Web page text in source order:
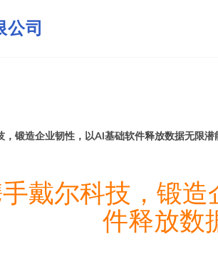
公司
，锻造企业韧性，以AI基础软件释放数据无限潜
戴尔科技，锻造
件释放数